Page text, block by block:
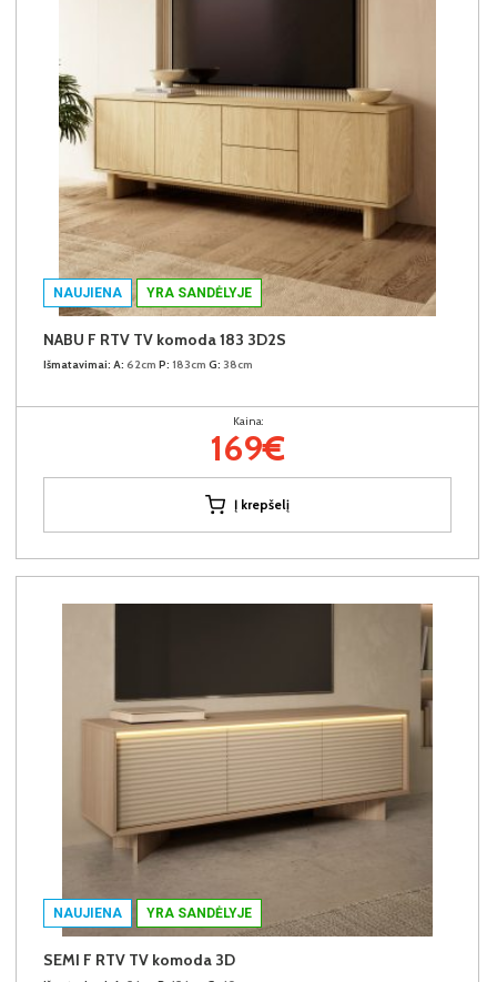
NAUJIENA YRA SANDĖLYJE
NABU F RTV TV komoda 183 3D2S
Išmatavimai: A: 62cm P: 183cm G: 38cm
Kaina:
169€
Į krepšelį
NAUJIENA YRA SANDĖLYJE
SEMI F RTV TV komoda 3D